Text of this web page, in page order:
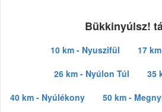
Bükkinyúlsz!
10 km - Nyuszifül
17
26 km - Nyúlon Túl
35
40 km - Nyúlékony
50 km -